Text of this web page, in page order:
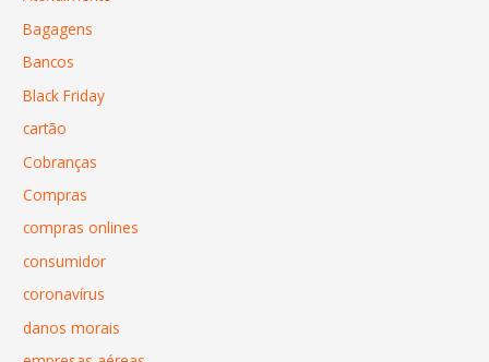
Bagagens
Bancos
Black Friday
cartão
Cobranças
Compras
compras onlines
consumidor
coronavírus
danos morais